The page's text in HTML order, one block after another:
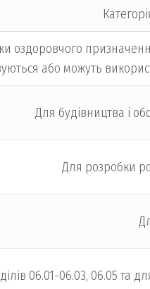
оздоровчого
або можуть
Для будівництва і
Для розробки
06.01-06.03, 06.05